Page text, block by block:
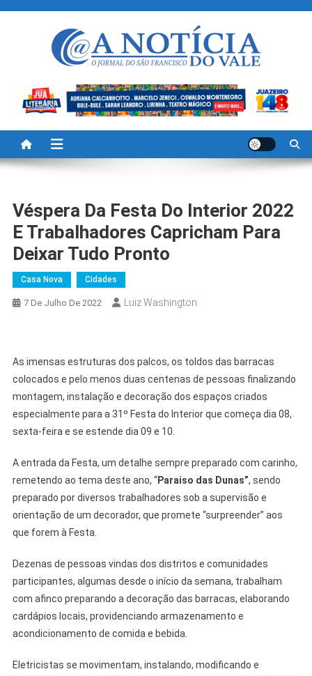
A Noticia Do Vale
Véspera Da Festa Do Interior 2022
E Trabalhadores Capricham Para
Deixar Tudo Pronto
Casa Nova Cidades
7 De Julho De 2022 Luiz Washington
As imensas estruturas dos palcos, os toldos das barracas
colocados e pelo menos duas centenas de pessoas finalizando
montagem, instalação e decoração dos espaços criados
especialmente para a 31º Festa do Interior que começa dia 08,
sexta-feira e se estende dia 09 e 10.
A entrada da Festa, um detalhe sempre preparado com carinho,
remetendo ao tema deste ano, “Paraiso das Dunas”, sendo
preparado por diversos trabalhadores sob a supervisão e
orientação de um decorador, que promete “surpreender” aos
que forem à Festa.
Dezenas de pessoas vindas dos distritos e comunidades
participantes, algumas desde o início da semana, trabalham
com afinco preparando a decoração das barracas, elaborando
cardápios locais, providenciando armazenamento e
acondicionamento de comida e bebida.
Eletricistas se movimentam, instalando, modificando e